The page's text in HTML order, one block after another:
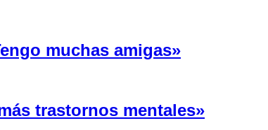
muchas amigas»
trastornos mentales»